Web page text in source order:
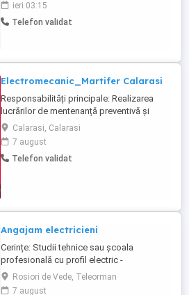
Identificarea și remedierea defecțiunilor
electrice Colaborarea cu membrii echipei
ieri 03:15
Telefon validat
Electromecanic_Martifer Calarasi
Responsabilități principale: Realizarea
lucrărilor de mentenanță preventivă și
corectivă la utilaje și echipamente
industriale; Diagnosticarea și remedierea
defecțiunilor mecanice și electrice apărute
în procesul de producție; Efectuarea
Calarasi, Calarasi
7 august
Telefon validat
Angajam electricieni
Cerințe: Studii tehnice sau școala
profesională cu profil electric -
obligatoriu; Calificare de electrician -
obligatoriu; Experiență de minim 2-3 ani în
Rosiori de Vede, Teleorman
7 august